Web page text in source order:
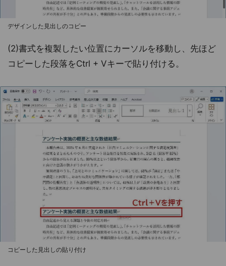
デザインした見出しのコピー
(2)書式を複製したい位置にカーソルを移動し、先ほど
コピーした段落をCtrl + Vキーで貼り付ける。
コピーした見出しの貼り付け